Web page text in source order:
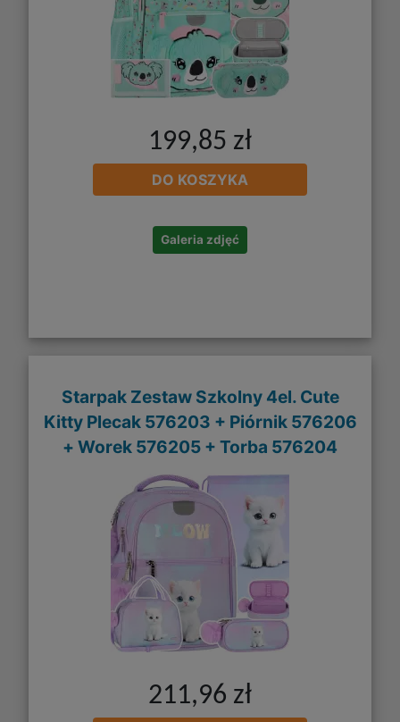
199,85 zł
DO KOSZYKA
Galeria zdjęć
Starpak Zestaw Szkolny 4el. Cute
Kitty Plecak 576203 + Piórnik 576206
+ Worek 576205 + Torba 576204
211,96 zł